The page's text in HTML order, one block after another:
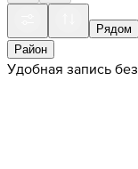
Рядом
Район
Удобная запись